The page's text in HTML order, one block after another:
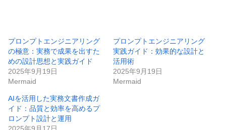
プロンプトエンジニアリング
の極意：実務で成果を出すた
めの設計思想と実践ガイド
2025年9月19日
Mermaid
プロンプトエンジニアリング
実践ガイド：効果的な設計と
活用術
2025年9月19日
Mermaid
AIを活用した実務文書作成ガ
イド：品質と効率を高めるプ
ロンプト設計と運用